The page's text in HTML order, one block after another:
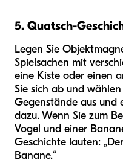
5. Quatsch-
Legen Sie
Spielsachen mit
eine Kiste oder einen
Sie sich ab und
Gegenstände aus und
dazu. Wenn Sie zum
Vogel und einer
Geschichte lauten:
Banane.“